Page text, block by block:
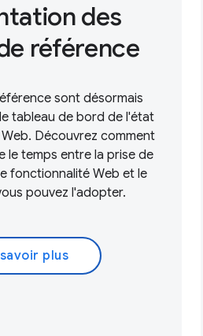
des
référence
sont désormais
tableau de bord de l'état
Découvrez comment
le temps entre la prise de
fonctionnalité Web et le
pouvez l'adopter.
plus